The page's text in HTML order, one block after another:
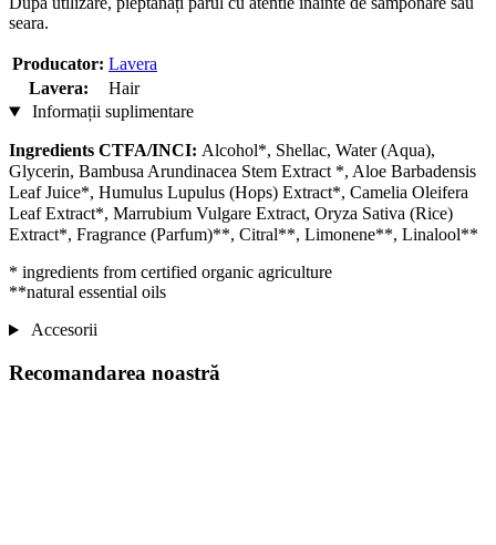
seara.
Producator: Lavera
Lavera:
Hair
Informații suplimentare
Ingredients CTFA/INCI: Alcohol*, Shellac, Water (Aqua),
Glycerin, Bambusa Arundinacea Stem Extract *, Aloe Barbadensis
Leaf Juice*, Humulus Lupulus (Hops) Extract*, Camelia Oleifera
Leaf Extract*, Marrubium Vulgare Extract, Oryza Sativa (Rice)
Extract*, Fragrance (Parfum)**, Citral**, Limonene**, Linalool**
* ingredients from certified organic agriculture
**natural essential oils
Accesorii
Recomandarea noastră